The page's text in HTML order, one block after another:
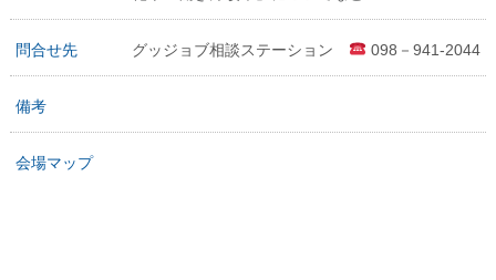
問合せ先 グッジョブ相談ステーション 098－941-2044
備考
会場マップ